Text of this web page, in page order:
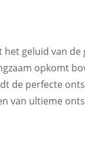
geluid van
opkomt
de perfecte
van ultieme